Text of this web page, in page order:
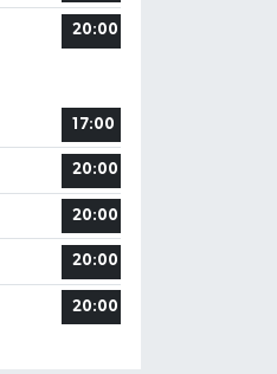
20:00
17:00
20:00
20:00
20:00
20:00